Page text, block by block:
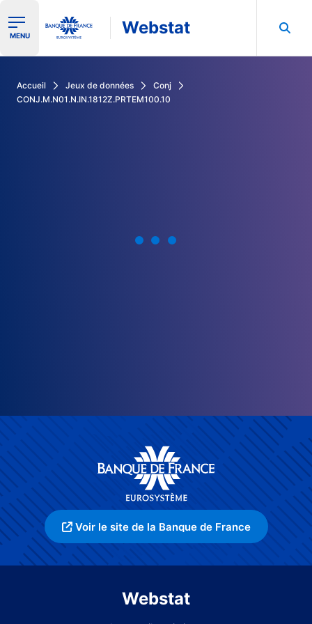
Ouvrir le menu de navigation
MENU Webstat
Accueil Jeux de données
Conj
CONJ.M.N01.N.IN.1812Z.PRTEM100.10
Voir le site de la Banque de France
Webstat